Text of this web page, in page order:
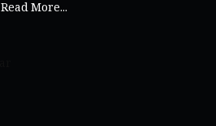
Read More...